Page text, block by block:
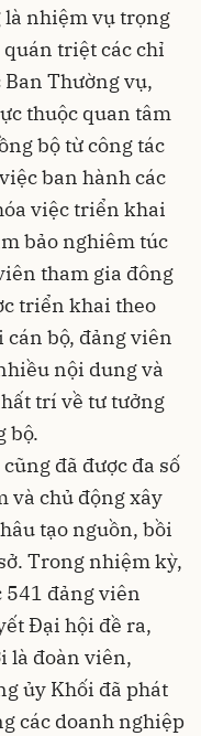
nhiệm vụ trọng
triệt các chỉ
Thường vụ,
thuộc quan tâm
bộ từ công tác
ban hành các
việc triển khai
bảo nghiêm túc
tham gia đông
triển khai theo
bộ, đảng viên
nội dung và
trí về tư tưởng
bộ.
đã được đa số
và chủ động xây
tạo nguồn, bồi
Trong nhiệm kỳ,
541 đảng viên
Đại hội đề ra,
là đoàn viên,
ủy Khối đã phát
các doanh nghiệp